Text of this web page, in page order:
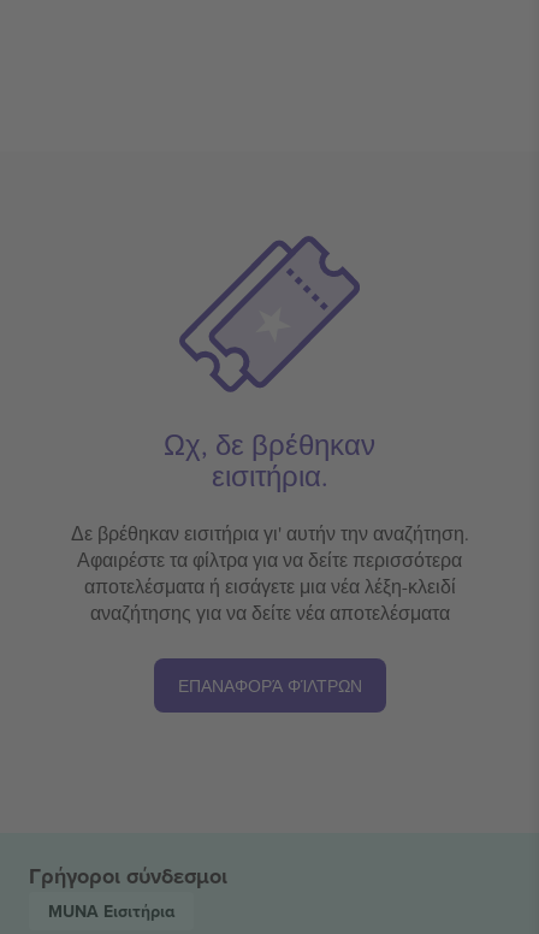
Ωχ, δε βρέθηκαν
εισιτήρια.
Δε βρέθηκαν εισιτήρια γι' αυτήν την αναζήτηση.
Αφαιρέστε τα φίλτρα για να δείτε περισσότερα
αποτελέσματα ή εισάγετε μια νέα λέξη-κλειδί
αναζήτησης για να δείτε νέα αποτελέσματα
ΕΠΑΝΑΦΟΡΆ ΦΊΛΤΡΩΝ
Γρήγοροι σύνδεσμοι
MUNA Εισιτήρια